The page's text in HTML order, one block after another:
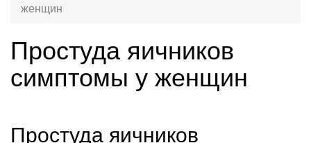
женщин
Простуда яичников
симптомы у женщин
Простуда яичников